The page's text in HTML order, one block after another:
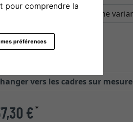
pour comprendre la
préférences
de verre
vers les cadres sur mesure
€*